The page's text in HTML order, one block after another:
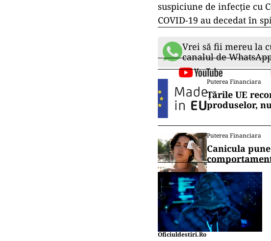
suspiciune de infecţie cu
COVID-19 au decedat în
Vrei să fii mereu la
canalul de
Puterea Financiara
Țările UE
produselor,
Puterea Financiara
Canicula
Oficiuldestiri.ro